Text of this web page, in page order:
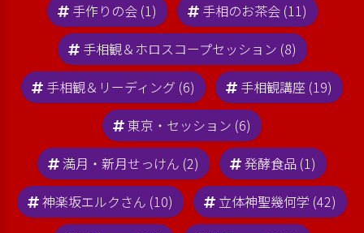
手作りの会 (1)
手相のお茶会 (11)
手相観＆ホロスコープセッション (8)
手相観＆リーディング (6)
手相観講座 (19)
東京・セッション (6)
満月・新月せっけん (2)
発酵食品 (1)
神楽坂エルクさん (10)
立体神聖幾何学 (42)